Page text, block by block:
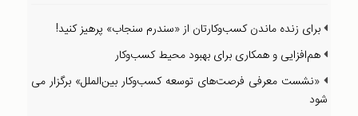
برای زنده ماندن کسب‌وکارتان از «سندرم سنجاب» پرهیز کنید!
هم‌‌‌‌افزایی و همکاری برای بهبود محیط کسب‌‌وکار
«نشست معرفی فرصت‌های توسعه کسب‌وکار بین‌الملل» برگزار می
شود